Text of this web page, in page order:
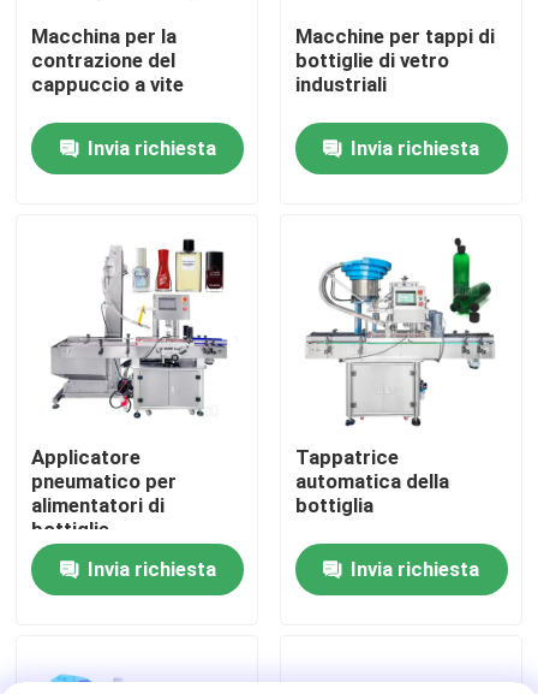
Prodotti
Video
Giro della fabbrica
Controllo di qualità
Contattici
Notizie
etichettatrice automatica
Macchina per la
contrazione del
cappuccio a vite
Invia richiesta
Macchine per tappi di
bottiglie di vetro
industriali
Invia richiesta
Applicatore
pneumatico per
alimentatori di
bottiglie
Invia richiesta
Tappatrice
automatica della
bottiglia
Invia richiesta